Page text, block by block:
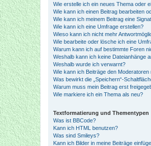
Wie erstelle ich ein neues Thema oder
Wie kann ich einen Beitrag bearbeiten
Wie kann ich meinem Beitrag eine
Wie kann ich eine Umfrage erstellen?
Wieso kann ich nicht mehr
Wie bearbeite oder lösche ich eine
Warum kann ich auf bestimmte Foren
Weshalb kann ich keine Dateianhänge
Weshalb wurde ich verwarnt?
Wie kann ich Beiträge den Moderatoren
Was bewirkt die „Speichern“-
Warum muss mein Beitrag erst
Wie markiere ich ein Thema als neu?
Textformatierung und Thementypen
Was ist BBCode?
Kann ich HTML benutzen?
Was sind Smileys?
Kann ich Bilder in meine Beiträge